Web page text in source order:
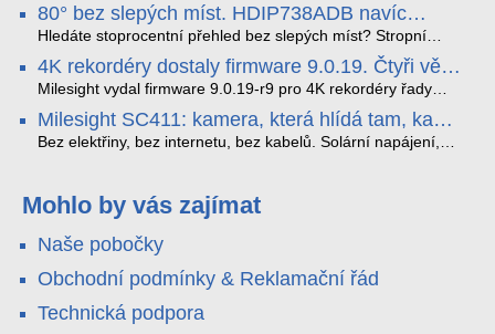
dopravních přestupků. Tento systém, poháněný
sofistikovanými algoritmy umělé inteligence (AI), je navržen
tak, aby poskytoval komplexní nástroje pro vymáhání
dopravních předpisů, zvyšoval bezpečnost na silnicích a
optimalizoval plynulost dopravy v moderních městech.
80° bez slepých míst. HDIP738ADB navíc
streamuje na YouTube – bez PC.
Hledáte stoprocentní přehled bez slepých míst? Stropní
panoramatická kamera HDIP738ADB skládá obraz ze dvou
4MP senzorů SONY do jednoho čistého 180° záběru bez
zkreslení. K tomu přidává AI detekci osob a vozidel,
YouTube – bez běžícího počítače.
4K rekordéry dostaly firmware 9.0.19. Čtyři věci,
které musíte vědět.
Milesight vydal firmware 9.0.19-r9 pro 4K rekordéry řady
které vám zjednoduší práci – a jedna z nich vám ušetří
spoustu zbytečných výjezdů k zákazníkům.
Milesight SC411: kamera, která hlídá tam, kam
kabel nedosáhne
Bez elektřiny, bez internetu, bez kabelů. Solární napájení,
váš telefon. Podívejte se na video.
Mohlo by vás zajímat
Naše pobočky
Obchodní podmínky & Reklamační řád
Technická podpora